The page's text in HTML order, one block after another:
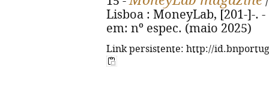
Lisboa : MoneyLab, [201-]-.
em: nº espec. (maio 2025)
Link persistente: http://